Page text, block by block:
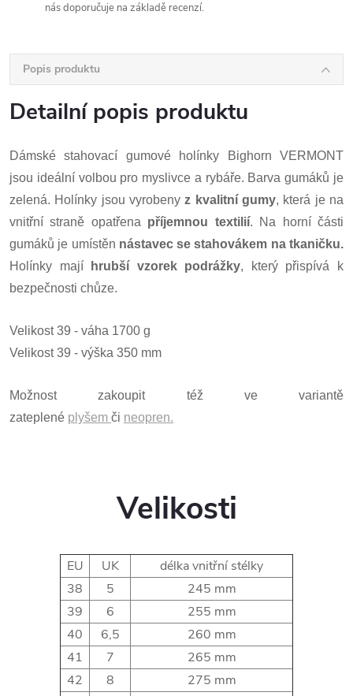
nás doporučuje na základě recenzí.
Popis produktu
Detailní popis produktu
Dámské stahovací gumové holínky Bighorn VERMONT
jsou ideální volbou pro myslivce a rybáře. Barva gumáků je
zelená. Holínky jsou vyrobenyz kvalitní gumy, která je na
vnitřní straně opatřena příjemnou textilií. Na horní části
gumáků je umístěn nástavec se stahovákem na tkaničku.
Holínky mají
hrubší vzorek podrážky, který přispívá k
bezpečnosti chůze.
Velikost 39 - váha 1700 g
Velikost 39 - výška 350 mm
Možnost zakoupit též ve variantě
zateplené plyšem či neopren.
Velikosti
EU UK
délka vnitřní stélky
38
5
245 mm
39
6
255 mm
40
6,5
260 mm
41
7
265 mm
42
8
275 mm